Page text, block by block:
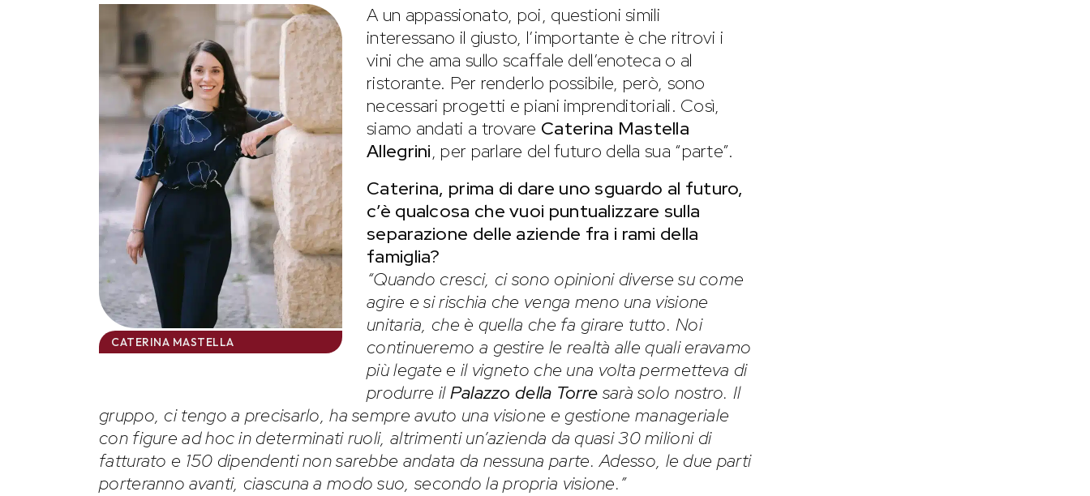
CATERINA MASTELLA
A un appassionato, poi, questioni simili
interessano il giusto, l’importante è che ritrovi i
vini che ama sullo scaffale dell’enoteca o al
ristorante. Per renderlo possibile, però, sono
necessari progetti e piani imprenditoriali. Così,
siamo andati a trovare Caterina Mastella
Allegrini, per parlare del futuro della sua “parte”.
Caterina, prima di dare uno sguardo al futuro,
c’è qualcosa che vuoi puntualizzare sulla
separazione delle aziende fra i rami della
famiglia?
“Quando cresci, ci sono opinioni diverse su come
agire e si rischia che venga meno una visione
unitaria, che è quella che fa girare tutto. Noi
continueremo a gestire le realtà alle quali eravamo
più legate e il vigneto che una volta permetteva di
produrre ilPalazzo della Torre sarà solo nostro. Il
gruppo, ci tengo a precisarlo, ha sempre avuto una visione e gestione manageriale
con figure ad hoc in determinati ruoli, altrimenti un’azienda da quasi 30 milioni di
fatturato e 150 dipendenti non sarebbe andata da nessuna parte. Adesso, le due parti
porteranno avanti, ciascuna a modo suo, secondo la propria visione.”